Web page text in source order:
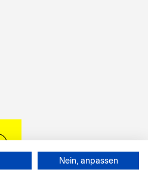
Nein, anpassen